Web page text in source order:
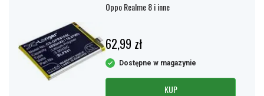
Oppo Realme 8 i inne
62,99 zł
Dostępne w magazynie
KUP